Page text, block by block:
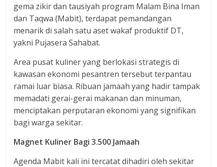
gema zikir dan tausiyah program Malam Bina Iman
dan Taqwa (Mabit), terdapat pemandangan
menarik di salah satu aset wakaf produktif DT,
yakni Pujasera Sahabat.
Area pusat kuliner yang berlokasi strategis di
kawasan ekonomi pesantren tersebut terpantau
ramai luar biasa. Ribuan jamaah yang hadir tampak
memadati gerai-gerai makanan dan minuman,
menciptakan perputaran ekonomi yang signifikan
bagi warga sekitar.
Magnet Kuliner Bagi 3.500 Jamaah
Agenda Mabit kali ini tercatat dihadiri oleh sekitar